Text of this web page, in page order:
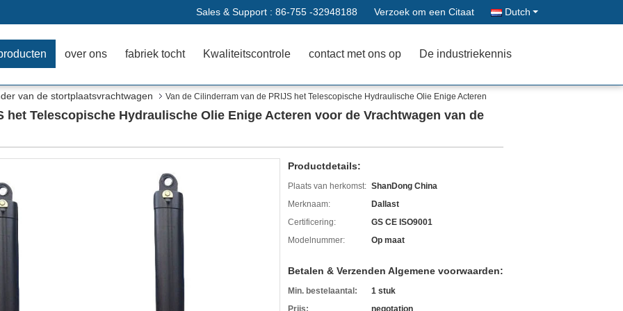
Sales & Support : 86-755 -32948188 Verzoek om een Citaat Dutch
over ons fabriek tocht Kwaliteitscontrole contact met ons op De industriekennis
van de stortplaatsvrachtwagen
Van de Cilinderram van de PRIJS het Telescopische Hydraulische Olie Enige Acteren
het Telescopische Hydraulische Olie Enige Acteren voor de Vrachtwagen van de
Productdetails:
Plaats van herkomst: ShanDong China
Merknaam:
Dallast
Certificering:
GS CE ISO9001
Modelnummer:
Op maat
Betalen & Verzenden Algemene voorwaarden:
Min. bestelaantal:
1 stuk
Prijs:
negotation